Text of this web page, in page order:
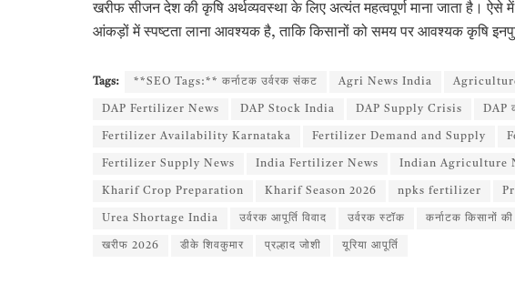
खरीफ सीजन देश की कृषि अर्थव्यवस्था के लिए अत्यंत महत्वपूर्ण माना जाता है। ऐसे
आंकड़ों में स्पष्टता लाना आवश्यक है, ताकि किसानों को समय पर आवश्यक कृषि
Tags: **SEO Tags:** कर्नाटक उर्वरक संकट Agri News India
DAP Fertilizer News DAP Stock India DAP Supply Crisis DAP
Fertilizer Availability Karnataka Fertilizer Demand and Supply
Fertilizer Supply News India Fertilizer News Indian Agriculture
Kharif Crop Preparation Kharif Season 2026 npks fertilizer
Urea Shortage India उर्वरक आपूर्ति विवाद उर्वरक स्टॉक कर्नाटक किसानों
खरीफ 2026 डीके शिवकुमार प्रल्हाद जोशी यूरिया आपूर्ति